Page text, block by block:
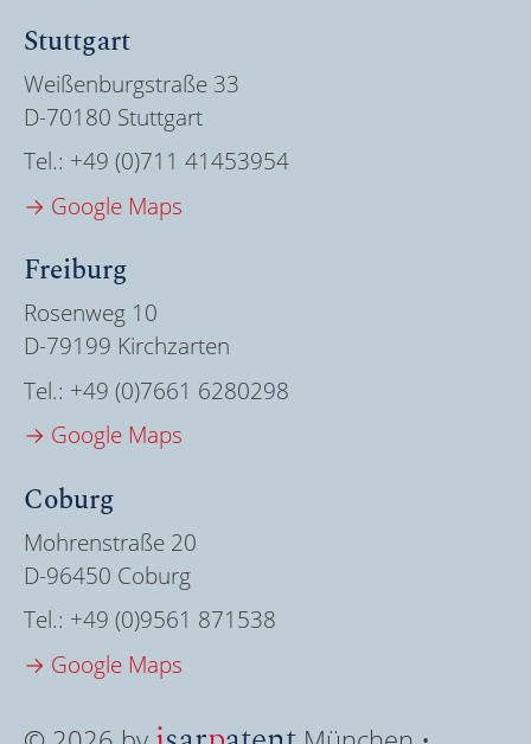
Stuttgart
Weißenburgstraße 33
D-70180 Stuttgart
Tel.: +49 (0)711 41453954
→ Google Maps
Freiburg
Rosenweg 10
D-79199 Kirchzarten
Tel.: +49 (0)7661 6280298
→ Google Maps
Coburg
Mohrenstraße 20
D-96450 Coburg
Tel.: +49 (0)9561 871538
→ Google Maps